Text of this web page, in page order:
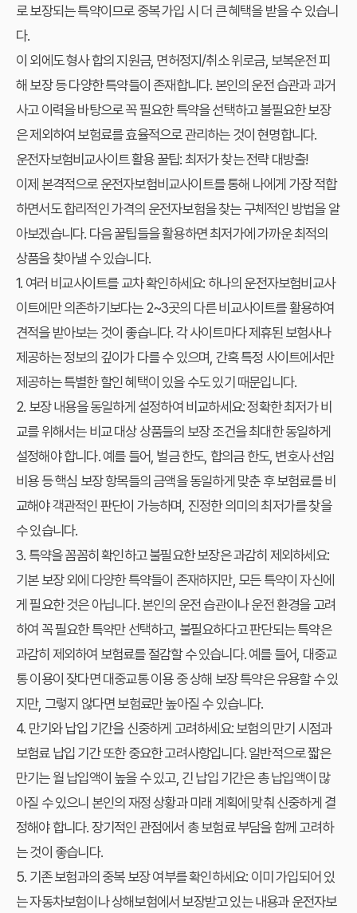
로 보장되는 특약이므로 중복 가입 시 더 큰 혜택을 받을 수 있습니
다.
이 외에도 형사 합의 지원금, 면허정지/취소 위로금, 보복운전 피
해 보장 등 다양한 특약들이 존재합니다. 본인의 운전 습관과 과거
사고 이력을 바탕으로 꼭 필요한 특약을 선택하고 불필요한 보장
은 제외하여 보험료를 효율적으로 관리하는 것이 현명합니다.
운전자보험비교사이트 활용 꿀팁: 최저가 찾는 전략 대방출!
이제 본격적으로 운전자보험비교사이트를 통해 나에게 가장 적합
하면서도 합리적인 가격의 운전자보험을 찾는 구체적인 방법을 알
아보겠습니다. 다음 꿀팁들을 활용하면 최저가에 가까운 최적의
상품을 찾아낼 수 있습니다.
1. 여러 비교사이트를 교차 확인하세요: 하나의 운전자보험비교사
이트에만 의존하기보다는 2~3곳의 다른 비교사이트를 활용하여
견적을 받아보는 것이 좋습니다. 각 사이트마다 제휴된 보험사나
제공하는 정보의 깊이가 다를 수 있으며, 간혹 특정 사이트에서만
제공하는 특별한 할인 혜택이 있을 수도 있기 때문입니다.
2. 보장 내용을 동일하게 설정하여 비교하세요:정확한 최저가 비
교를 위해서는 비교 대상 상품들의 보장 조건을 최대한 동일하게
설정해야 합니다. 예를 들어, 벌금 한도, 합의금 한도, 변호사 선임
비용 등 핵심 보장 항목들의 금액을 동일하게 맞춘 후 보험료를 비
교해야 객관적인 판단이 가능하며, 진정한 의미의 최저가를 찾을
수 있습니다.
3. 특약을 꼼꼼히 확인하고 불필요한 보장은 과감히 제외하세요:
기본 보장 외에 다양한 특약들이 존재하지만, 모든 특약이 자신에
게 필요한 것은 아닙니다. 본인의 운전 습관이나 운전 환경을 고려
하여 꼭 필요한 특약만 선택하고, 불필요하다고 판단되는 특약은
과감히 제외하여 보험료를 절감할 수 있습니다. 예를 들어, 대중교
통 이용이 잦다면 대중교통 이용 중 상해 보장 특약은 유용할 수 있
지만, 그렇지 않다면 보험료만 높아질 수 있습니다.
4. 만기와 납입 기간을 신중하게 고려하세요:보험의 만기 시점과
보험료 납입 기간 또한 중요한 고려사항입니다. 일반적으로 짧은
만기는 월 납입액이 높을 수 있고, 긴 납입 기간은 총 납입액이 많
아질 수 있으니 본인의 재정 상황과 미래 계획에 맞춰 신중하게 결
정해야 합니다. 장기적인 관점에서 총 보험료 부담을 함께 고려하
는 것이 좋습니다.
5. 기존 보험과의 중복 보장 여부를 확인하세요: 이미 가입되어 있
는 자동차보험이나 상해보험에서 보장받고 있는 내용과 운전자보